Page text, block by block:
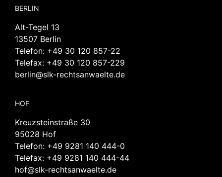
BERLIN
Alt-Tegel 13
13507 Berlin
Telefon: +49 30 120 857-22
Telefax: +49 30 120 857-229
berlin@slk-rechtsanwaelte.de
HOF
Kreuzsteinstraße 30
95028 Hof
Telefon: +49 9281 140 444-0
Telefax: +49 9281 140 444-44
hof@slk-rechtsanwaelte.de